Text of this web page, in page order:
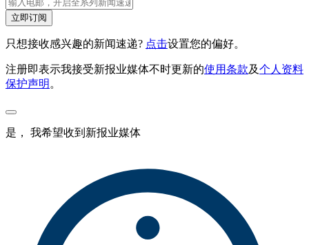
立即订阅
只想接收感兴趣的新闻速递? 点击设置您的偏好。
注册即表示我接受新报业媒体不时更新的使用条款及个人资料
保护声明 。
是， 我希望收到新报业媒体